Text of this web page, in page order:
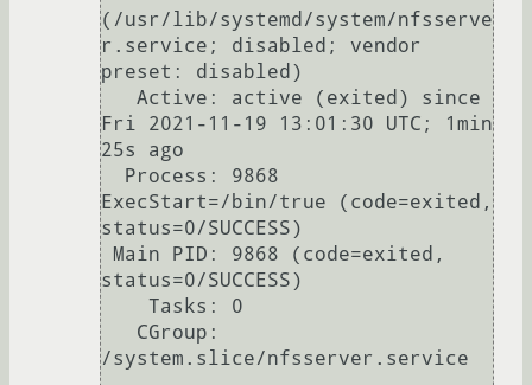
(/usr/lib/systemd/system/nfsserve
r.service; disabled; vendor
preset: disabled)
Fri 2021-11-19 13:01:30 UTC; 1min
25s ago
ExecStart=/bin/true (code=exited,
status=0/SUCCESS)
status=0/SUCCESS)
/system.slice/nfsserver.service